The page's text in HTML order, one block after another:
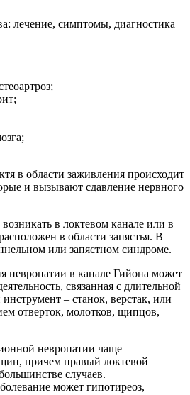
в области заживления происходит
и вызывают сдавление нервного
в локтевом канале или в
в области запястья. В
или запястном синдроме.
невропатии в канале Гийона может
связанная с длительной
– станок, верстак, или
отверток, молотков, щипцов,
невропатии чаще
причем правый локтевой
случаев.
может гипотиреоз,